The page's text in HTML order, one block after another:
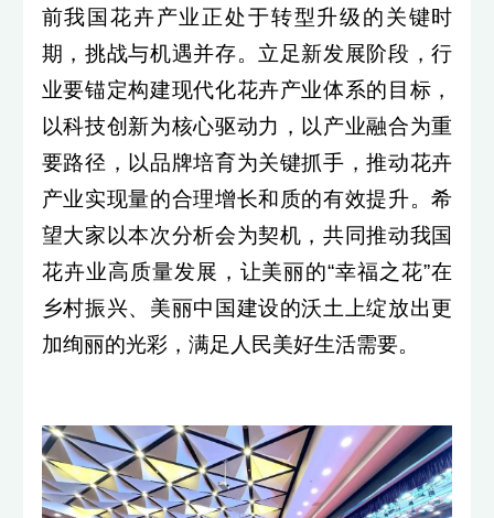
前我国花卉产业正处于转型升级的关键时
期，挑战与机遇并存。立足新发展阶段，行
业要锚定构建现代化花卉产业体系的目标，
以科技创新为核心驱动力，以产业融合为重
要路径，以品牌培育为关键抓手，推动花卉
产业实现量的合理增长和质的有效提升。希
望大家以本次分析会为契机，共同推动我国
花卉业高质量发展，让美丽的“幸福之花”在
乡村振兴、美丽中国建设的沃土上绽放出更
加绚丽的光彩，满足人民美好生活需要。